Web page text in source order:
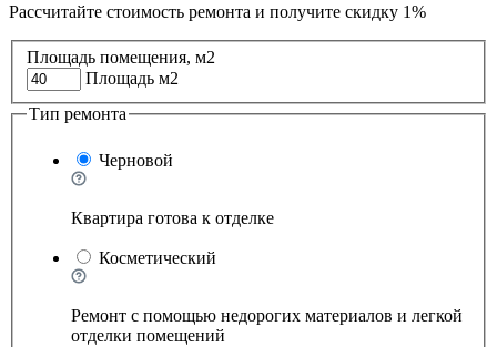
Рассчитайте стоимость ремонта и получите скидку 1%
Площадь помещения, м2
Площадь м2
Тип ремонта
Черновой
Квартира готова к отделке
Косметический
Ремонт с помощью недорогих материалов и легкой
отделки помещений